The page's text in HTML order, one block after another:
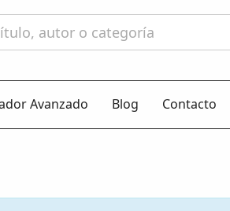
Avanzado Blog Contacto